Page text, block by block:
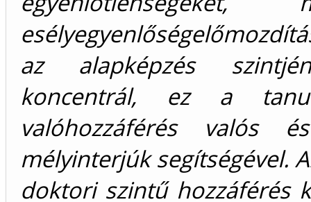
az alapképzés szintjén
koncentrál, ez a
valóhozzáférés valós
mélyinterjúk segítségével.
doktori szintű hozzáférés